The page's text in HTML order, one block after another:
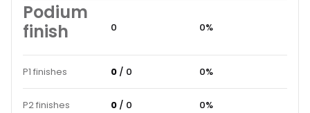
Podium
finish
0 0%
P1 finishes 0 / 0 0%
P2 finishes 0 / 0 0%